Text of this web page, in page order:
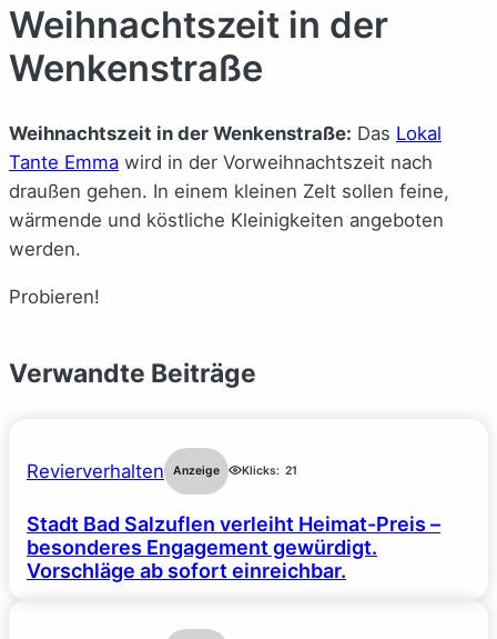
Weihnachtszeit in der
Wenkenstraße
Weihnachtszeit in der Wenkenstraße: Das Lokal
Tante Emma wird in der Vorweihnachtszeit nach
draußen gehen. In einem kleinen Zelt sollen feine,
wärmende und köstliche Kleinigkeiten angeboten
werden.
Probieren!
Verwandte Beiträge
Revierverhalten Anzeige Klicks: 21
Stadt Bad Salzuflen verleiht Heimat-Preis –
besonderes Engagement gewürdigt.
Vorschläge ab sofort einreichbar.